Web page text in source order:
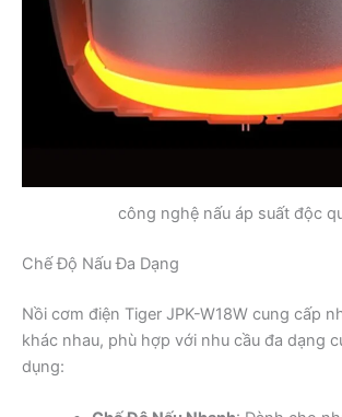
công nghệ nấu áp suất độc
Chế Độ Nấu Đa Dạng
Nồi cơm điện Tiger JPK-W18W cung cấp
khác nhau, phù hợp với nhu cầu đa dạng
dụng: